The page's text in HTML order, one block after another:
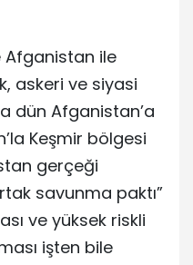
Afganistan ile
askeri ve siyasi
dün Afganistan’a
Keşmir bölgesi
gerçeği
savunma paktı”
ve yüksek riskli
işten bile